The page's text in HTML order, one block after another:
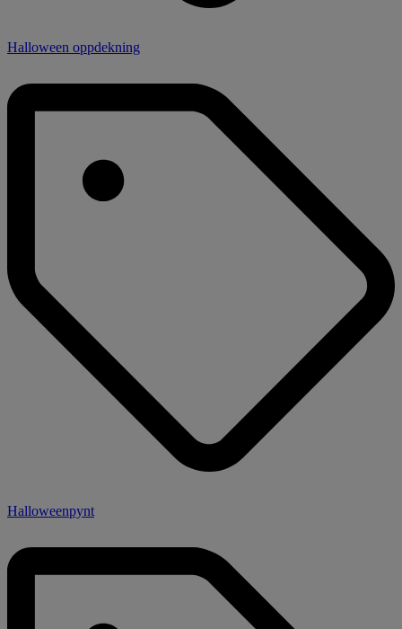
Halloween oppdekning
Halloweenpynt